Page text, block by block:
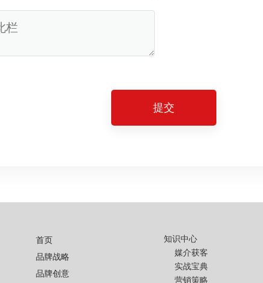
提交
首页
品牌战略
品牌创意
知识中心
媒介获客
实战宝典
营销策略